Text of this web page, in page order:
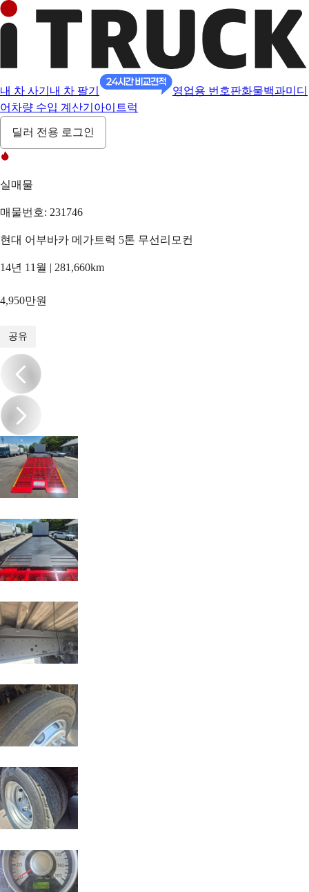
내 차 사기 내 차 팔기 영업용 번호판화물백과미디
어 차량 수입 계산기 아이트럭
딜러 전용 로그인
실매물
매물번호: 231746
현대 어부바카 메가트럭 5톤 무선리모컨
14년 11월 | 281,660km
4,950만원
공유
/18